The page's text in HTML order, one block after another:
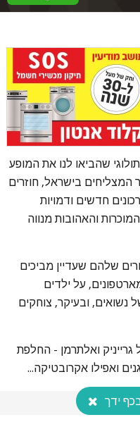
שהביאו לנו את המופע
המצליחים בישראל, חוזרים
חדשים ודמויות
והאהובות מנווה
שלהם שעדיין מביכים
בסמארטפונים, על ילדים
נשואים, ובעיקר, צוחקים
גרייניק ואלתרמן - החלפת
ואפילו אקרובטיקה...
ידך